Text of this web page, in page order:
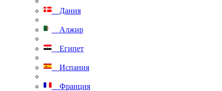
Дания
Алжир
Египет
Испания
Франция